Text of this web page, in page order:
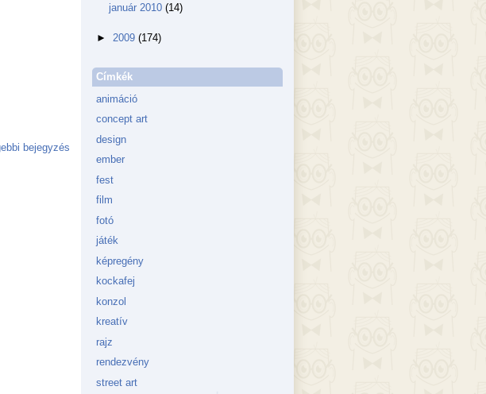
bejegyzés
január 2010 (14)
► 2009 (174)
Címkék
animáció
concept art
design
ember
fest
film
fotó
játék
képregény
kockafej
konzol
kreatív
rajz
rendezvény
street art